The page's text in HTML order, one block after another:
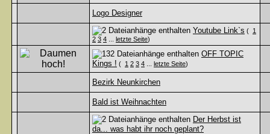
Logo Designer
Youtube Link`s ( 1
2 3 4 letzte Seite)
OFF TOPIC
Kings ! ( 1 2 3 4 letzte Seite)
Bezirk Neunkirchen
Bald ist Weihnachten
Der Herbst ist
da... was habt ihr noch geplant?